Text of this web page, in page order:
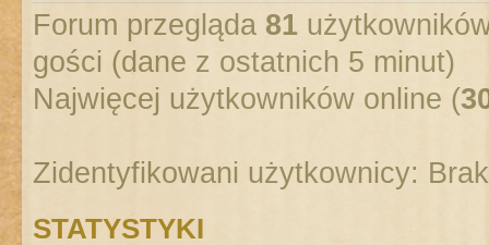
Forum przegląda 81
gości (dane z ostatnich 5 minut)
Najwięcej użytkowników online (
Zidentyfikowani użytkownicy:
STATYSTYKI